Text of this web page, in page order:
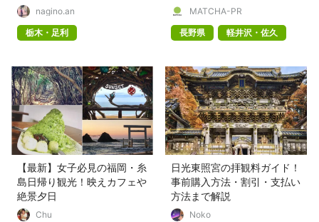
nagino.an
栃木・足利
記念日旅行を彩る上質な一棟
VILLA」
MATCHA-PR
長野県
軽井沢・佐久
【最新】女子必見の福岡・糸
島日帰り観光！映えカフェや
絶景夕日
Chu
日光東照宮の拝観料ガイド！
事前購入方法・割引・支払い
方法まで解説
Noko